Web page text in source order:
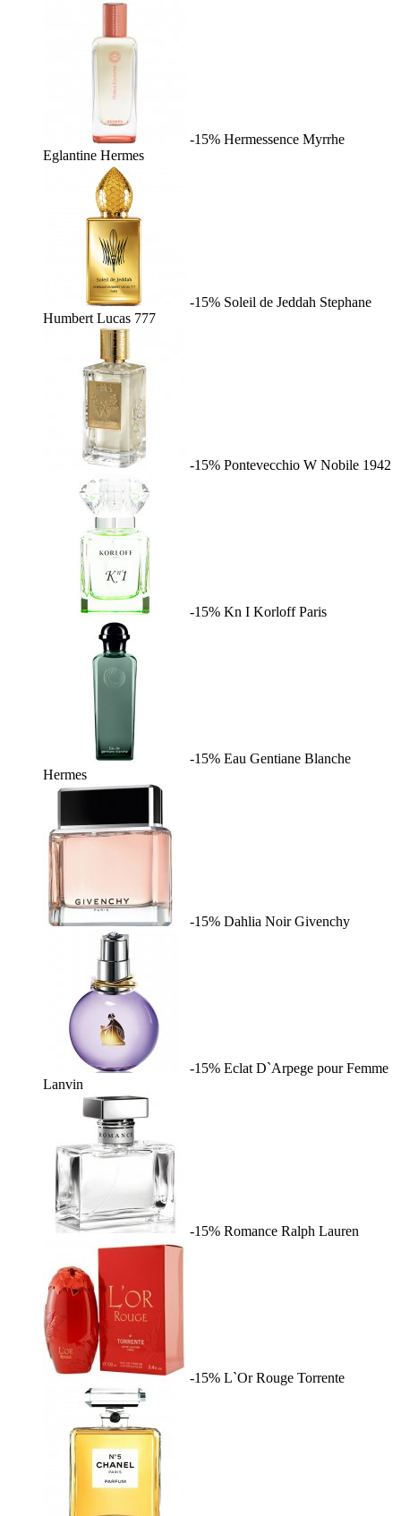
-15% Hermessence Myrrhe
Eglantine Hermes
-15% Soleil de Jeddah Stephane
Humbert Lucas 777
-15% Pontevecchio W Nobile 1942
-15% Kn I Korloff Paris
-15% Eau Gentiane Blanche
Hermes
-15% Dahlia Noir Givenchy
-15% Eclat D`Arpege pour Femme
Lanvin
-15% Romance Ralph Lauren
-15% L`Or Rouge Torrente